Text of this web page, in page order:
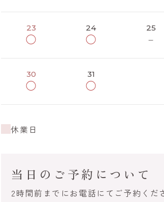
23
◯
24
◯
25
－
30
◯
31
◯
休業日
当日のご予約について
2時間前までにお電話にてご予約く